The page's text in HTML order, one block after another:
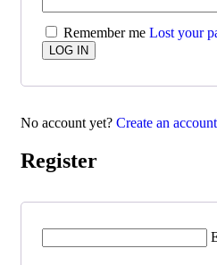
Remember me Lost your
No account yet? Create an account
Register